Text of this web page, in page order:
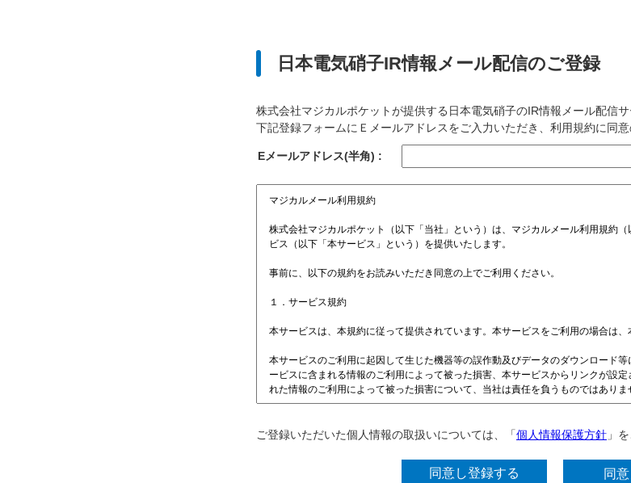
日本電気硝子IR情報メール配信のご登録
株式会社マジカルポケットが提供する日本電気硝子のIR情報メール配信サ
下記登録フォームにＥメールアドレスをご入力いただき、利用規約に同意
Eメールアドレス(半角) :
ご登録いただいた個人情報の取扱いについては、「個人情報保護方針 」
同